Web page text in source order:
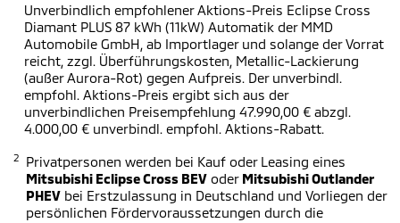
Unverbindlich empfohlener Aktions-Preis Eclipse Cross
Diamant PLUS 87 kWh (11kW) Automatik der MMD
Automobile GmbH, ab Importlager und solange der Vorrat
reicht, zzgl. Überführungskosten, Metallic-Lackierung
(außer Aurora-Rot) gegen Aufpreis. Der unverbindl.
empfohl. Aktions-Preis ergibt sich aus der
unverbindlichen Preisempfehlung 47.990,00 € abzgl.
4.000,00 € unverbindl. empfohl. Aktions-Rabatt.
2
Privatpersonen werden bei Kauf oder Leasing eines
Mitsubishi Eclipse Cross BEV oder Mitsubishi Outlander
PHEV bei Erstzulassung in Deutschland und Vorliegen der
persönlichen Fördervoraussetzungen durch die